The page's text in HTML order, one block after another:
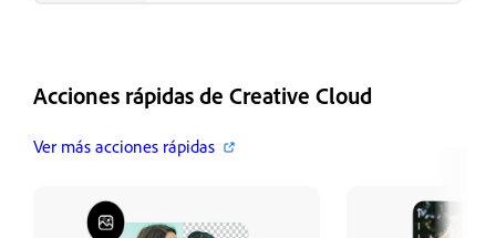
Acciones rápidas de Creative Cloud
Ver más acciones rápidas